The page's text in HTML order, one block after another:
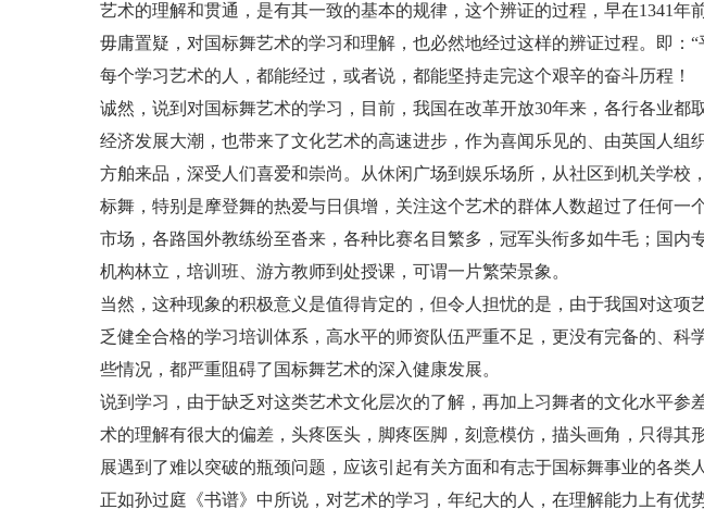
艺术的理解和贯通，是有其一致的基本的规律，这个辨证的过程，早在1341年
毋庸置疑，对国标舞艺术的学习和理解，也必然地经过这样的辨证过程。即
每个学习艺术的人，都能经过，或者说，都能坚持走完这个艰辛的奋斗历程！
诚然，说到对国标舞艺术的学习，目前，我国在改革开放30年来，各行各业都
经济发展大潮，也带来了文化艺术的高速进步，作为喜闻乐见的、由英国人组
方舶来品，深受人们喜爱和崇尚。从休闲广场到娱乐场所，从社区到机关学校
标舞，特别是摩登舞的热爱与日俱增，关注这个艺术的群体人数超过了任何一
市场，各路国外教练纷至沓来，各种比赛名目繁多，冠军头衔多如牛毛；国内
机构林立，培训班、游方教师到处授课，可谓一片繁荣景象。
当然，这种现象的积极意义是值得肯定的，但令人担忧的是，由于我国对这项
乏健全合格的学习培训体系，高水平的师资队伍严重不足，更没有完备的、科
些情况，都严重阻碍了国标舞艺术的深入健康发展。
说到学习，由于缺乏对这类艺术文化层次的了解，再加上习舞者的文化水平参
术的理解有很大的偏差，头疼医头，脚疼医脚，刻意模仿，描头画角，只得其
展遇到了难以突破的瓶颈问题，应该引起有关方面和有志于国标舞事业的各类
正如孙过庭《书谱》中所说，对艺术的学习，年纪大的人，在理解能力上有优